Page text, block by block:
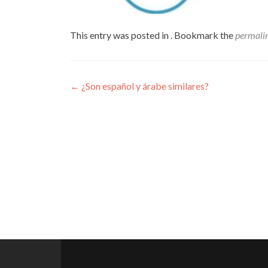
This entry was posted in . Bookmark the
Post
← ¿Son español y árabe similares?